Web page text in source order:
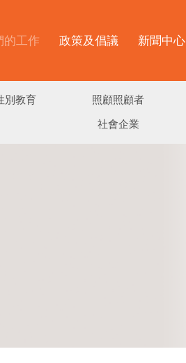
的工作 政策及倡議 新聞中心
別教育 照顧照顧者
社會企業